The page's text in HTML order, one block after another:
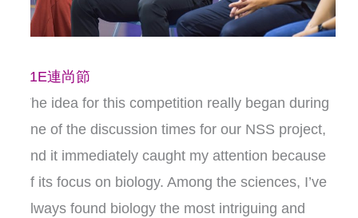
11E連尚節
The idea for this competition really began during
one of the discussion times for our NSS project,
and it immediately caught my attention because
of its focus on biology. Among the sciences, I’ve
always found biology the most intriguing and